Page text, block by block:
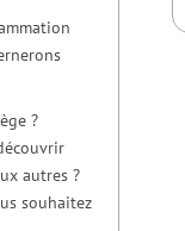
?
autres ?
souhaitez